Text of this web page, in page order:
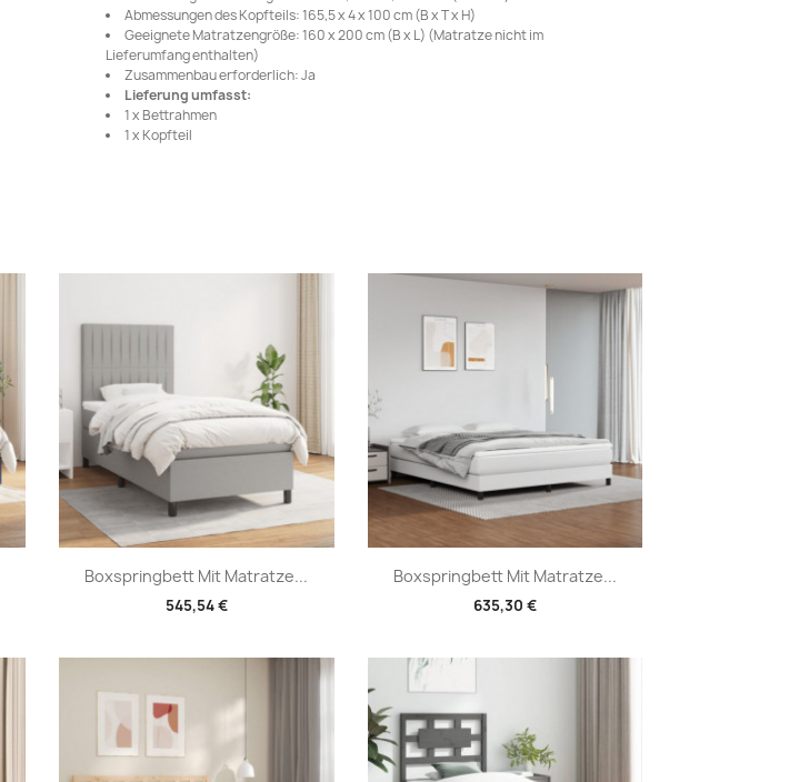
Abmessungen des Kopfteils: 165,5 x 4 x 100 cm (B x T x H)
Geeignete Matratzengröße: 160 x 200 cm (B x L) (Matratze nicht im
Lieferumfang enthalten)
Zusammenbau erforderlich: Ja
Lieferung umfasst:
1 x Bettrahmen
1 x Kopfteil
Boxspringbett Mit Matratze...
545,54 €
Vorschau Boxspringbett Mit Matratze...
635,30 €
Vorschau